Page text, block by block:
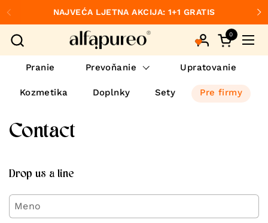
Preskočiť na obsah
Predchádzajúce
NAJVEĆA LJETNA AKCIJA: 1+1 GRATIS
Otvorte
0
Pranie Prevoňanie Upratovanie
Kozmetika Doplnky Sety Pre firmy
Contact
Drop us a line
Meno